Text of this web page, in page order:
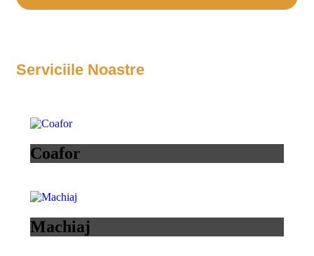
Serviciile Noastre
Coafor
Machiaj